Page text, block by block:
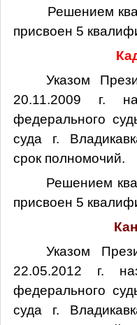
Решением
присвоен 5
Указом
20.11.2009 г.
федерального
суда г.
срок полномочий.
Решением
присвоен 5
Указом
22.05.2012 г.
федерального
суда г.